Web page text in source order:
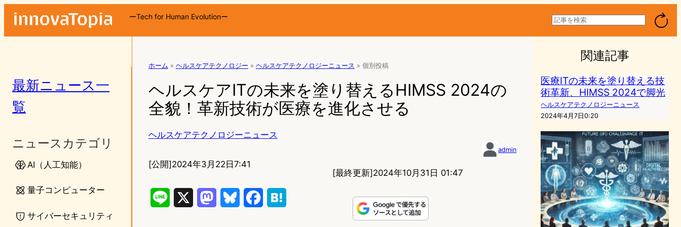
ーTech for Human Evolutionー
検
索
最新ニュース一
覧
ニュースカテゴリ
AI（人工知能）
量子コンピューター
サイバーセキュリティ
ホーム » ヘルスケアテクノロジー » ヘルスケアテクノロジーニュース » 個別投稿
ヘルスケアITの未来を塗り替えるHIMSS 2024の
全貌！革新技術が医療を進化させる
ヘルスケアテクノロジーニュース
admin
[公開]2024年3月22日7:41
[最終更新]2024年10月31日 01:47
関連記事
医療ITの未来を塗り替える技
術革新、HIMSS 2024で脚光
ヘルスケアテクノロジーニュース
2024年4月7日0:20